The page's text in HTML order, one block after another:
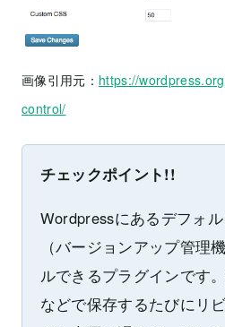
画像引用元： https://
control/
チェックポイント!!
Wordpressにあるデフォ
（バージョンアップ管理
ルできるプラグインです
などで保存するたびにリ